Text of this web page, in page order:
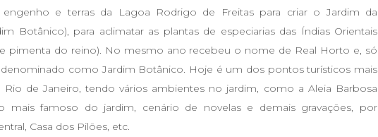
e terras da Lagoa Rodrigo de Freitas para criar o Jardim da
Botânico), para aclimatar as plantas de especiarias das Índias Orientais
e pimenta do reino). No mesmo ano recebeu o nome de Real Horto e, só
denominado como Jardim Botânico. Hoje é um dos pontos turísticos mais
Rio de Janeiro, tendo vários ambientes no jardim, como a Aleia Barbosa
mais famoso do jardim, cenário de novelas e demais gravações, por
Casa dos Pilões, etc.